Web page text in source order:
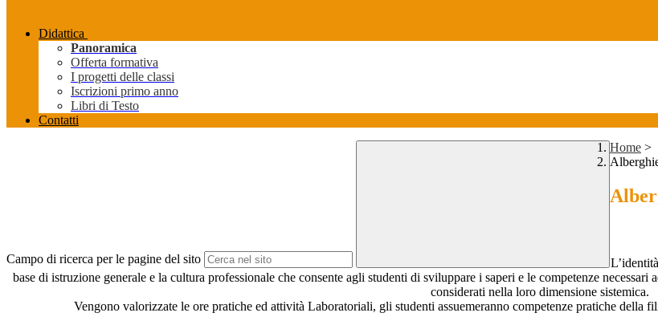
Didattica
Panoramica
Offerta formativa
I progetti delle classi
Iscrizioni primo anno
Libri di Testo
Contatti
Campo di ricerca per le pagine del sito
Home >
base di istruzione generale e la cultura professionale che consente agli studenti di sviluppare i saperi e le competenze
considerati nella loro dimensione sistemica.
Vengono valorizzate le ore pratiche ed attività Laboratoriali, gli studenti assuemeranno competenze pratiche